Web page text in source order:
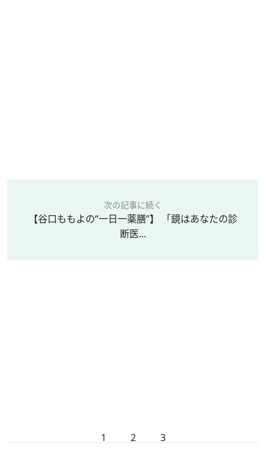
次の記事に続く
【谷口ももよの“一日一薬膳”】 「鏡はあなたの診
断医...
1 2 3